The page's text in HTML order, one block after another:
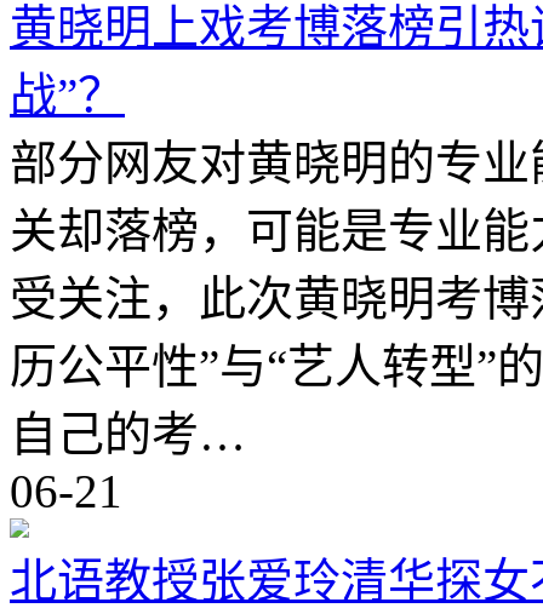
黄晓明上戏考博落榜引
战”？
部分网友对黄晓明的专
关却落榜，可能是专业
受关注，此次黄晓明考
历公平性”与“艺人转型”
自己的考…
06-21
北语教授张爱玲清华探